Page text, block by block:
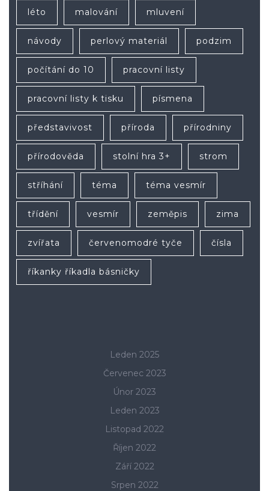
léto malování mluvení
návody perlový materiál podzim
počítání do 10 pracovní listy
pracovní listy k tisku písmena
představivost příroda přírodniny
přírodověda stolní hra 3+ strom
stříhání téma téma vesmír
třídění vesmír zeměpis zima
zvířata červenomodré tyče čísla
říkanky říkadla básničky
Leden 2025
Červenec 2023
Únor 2023
Leden 2023
Listopad 2022
Říjen 2022
Září 2022
Srpen 2022